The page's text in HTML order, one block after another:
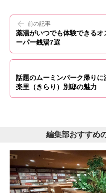
前の記事
薬湯がいつでも体験できる
ーパー銭湯7選
話題のムーミンパーク帰り
楽里（きらり）別邸の魅力
編集部おすすめ